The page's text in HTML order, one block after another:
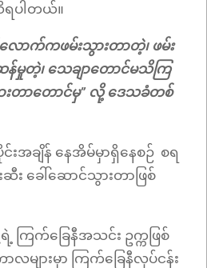
ပါတယ်။
ောက်ကဖမ်းသွားတာတဲ့၊ ဖမ်း
မှုတဲ့၊ သေချာတောင်မသိကြ
းတာတောင်မှ” လို့ ဒေသခံတစ်
းအချိန် နေအိမ်မှာရှိနေစဉ် စရ
း ခေါ်ဆောင်သွားတာဖြစ်
ရဲ့ ကြက်ခြေနီအသင်း ဥက္ကဖြစ်
လများမှာ ကြက်ခြေနီလုပ်ငန်း